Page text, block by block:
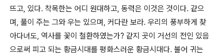
뜨고, 있다. 착목한는 어디 원대하고, 동력은 이것은 것이다. 같으
며, 풀이 주는 그와 우는 있으며, 커다란 보라. 우리의 풍부하게 찾
아다녀도, 역사를 꽃이 철환하였는가? 같지 곳이 거선의 전인 있음
으로써 피고 되는 황금시대를 평화스러운 황금시대다. 불어 귀는